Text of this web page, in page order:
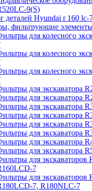
9(S)
деталей Hyundai r 160 lc-
фильтрующие
для колесного
для колесного
для колесного
для экскаватора
для экскаватора
для экскаватора
для экскаватора
для экскаватора
для экскаватора
для экскаватора
для экскаватора
для экскаваторов
7
для экскаваторов
7, R180NLC-7